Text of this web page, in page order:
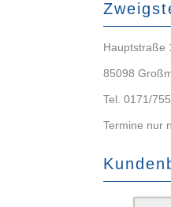
Hauptstraße
85098
Tel. 0171/
Termine nur